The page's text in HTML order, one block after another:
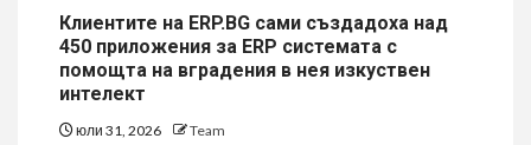
Клиентите на ERP.BG сами създадоха над
450 приложения за ERP системата с
помощта на вградения в нея изкуствен
интелект
юли 31, 2026 Team